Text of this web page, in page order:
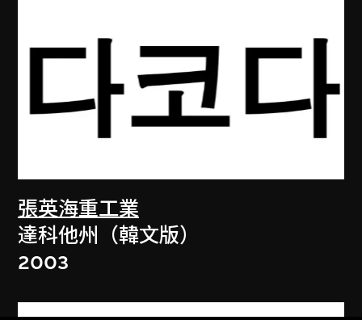
張英海重工業
達科他州（韓文版）
2003